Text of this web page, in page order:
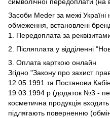
Засоби Meder за межі Україні
обмеження, встановлені
1. Передоплата за
2. Післяплата у відділенні
3. Оплата карткою онлайн
Згідно "Закону про захист
12.05.1991 та Постанови
19.03.1994 р (додаток №3 -
косметична продукція
підлягають поверненню